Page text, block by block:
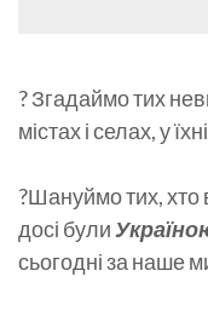
? Згадаймо тих
містах і селах, у
?Шануймо тих, хто
досі були
сьогодні за наше